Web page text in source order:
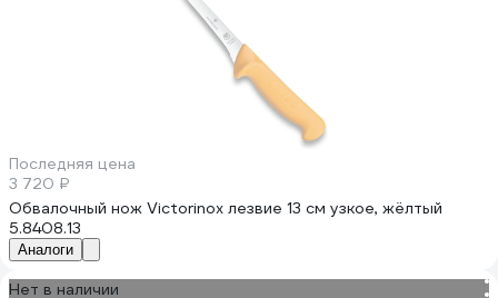
Последняя цена
3 720 ₽
Обвалочный нож Victorinox лезвие 13 см узкое, жёлтый
5.8408.13
Аналоги
Нет в наличии